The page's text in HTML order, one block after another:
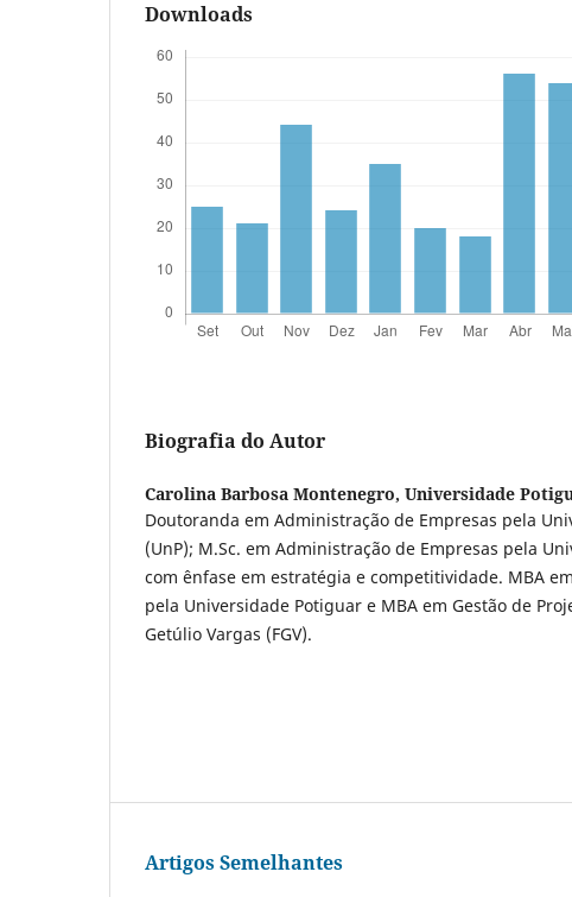
Downloads
Biografia do Autor
Carolina Barbosa Montenegro, Universidade
Doutoranda em Administração de Empresas pela
(UnP); M.Sc. em Administração de Empresas pela
com ênfase em estratégia e competitividade. MBA
pela Universidade Potiguar e MBA em Gestão de
Getúlio Vargas (FGV).
Artigos Semelhantes